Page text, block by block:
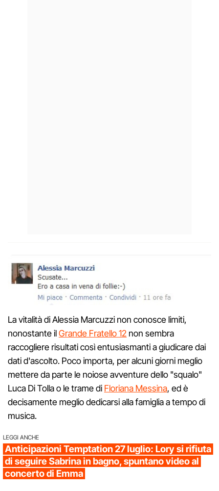
La vitalità di Alessia Marcuzzi non conosce limiti,
nonostante ilGrande Fratello 12 non sembra
raccogliere risultati così entusiasmanti a giudicare dai
dati d'ascolto. Poco importa, per alcuni giorni meglio
mettere da parte le noiose avventure dello "squalo"
Luca Di Tolla o le trame di Floriana Messina, ed è
decisamente meglio dedicarsi alla famiglia a tempo di
musica.
LEGGI ANCHE
Anticipazioni Temptation 27 luglio: Lory si rifiuta
di seguire Sabrina in bagno, spuntano video al
concerto di Emma